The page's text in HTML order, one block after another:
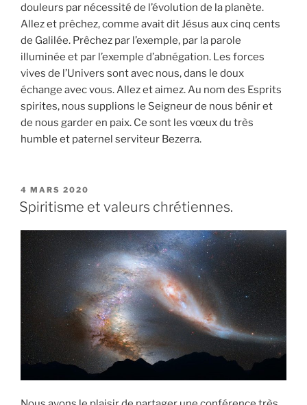
douleurs par nécessité de l’évolution de la planète.
Allez et prêchez, comme avait dit Jésus aux cinq cents
de Galilée. Prêchez par l’exemple, par la parole
illuminée et par l’exemple d’abnégation. Les forces
vives de l’Univers sont avec nous, dans le doux
échange avec vous. Allez et aimez. Au nom des Esprits
spirites, nous supplions le Seigneur de nous bénir et
de nous garder en paix. Ce sont les vœux du très
humble et paternel serviteur Bezerra.
PUBLIÉ
LE
4 MARS 2020
Spiritisme et valeurs chrétiennes.